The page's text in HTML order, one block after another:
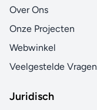
Over Ons
Onze Projecten
Webwinkel
Veelgestelde Vragen
Juridisch